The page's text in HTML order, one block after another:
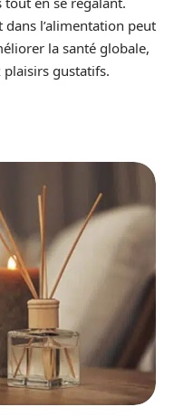
dans l’alimentation peut
la santé globale,
plaisirs gustatifs.